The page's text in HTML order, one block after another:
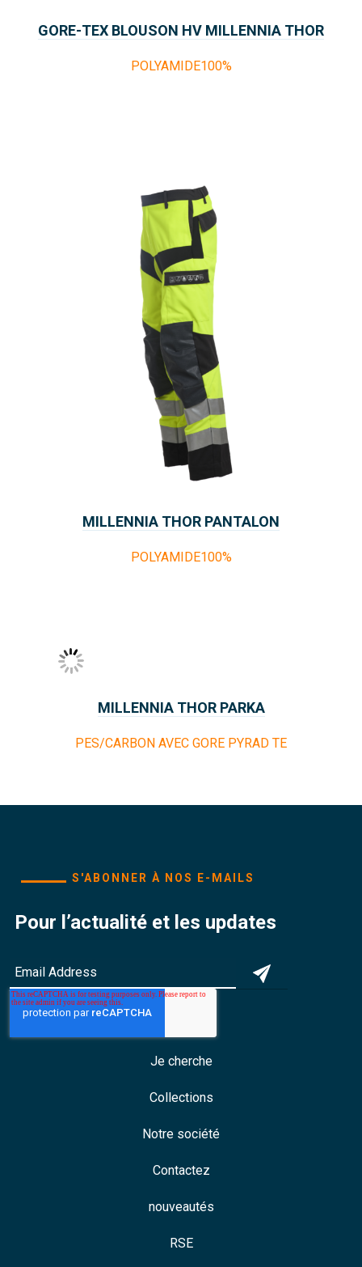
GORE-TEX BLOUSON HV MILLENNIA THOR
POLYAMIDE100%
MILLENNIA THOR PANTALON
POLYAMIDE100%
MILLENNIA THOR PARKA
PES/CARBON AVEC GORE PYRAD TE
S'ABONNER À NOS E-MAILS
Pour l’actualité et les updates
Je cherche
Collections
Notre société
Contactez
nouveautés
RSE